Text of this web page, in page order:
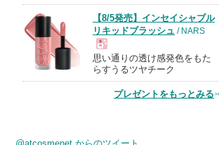
品
【8/5発売】インセイシャブル
リキッドブラッシュ / NARS
現
思い通りの透け感発色をもた
らすうるツヤチーク
プレゼントをもっとみる